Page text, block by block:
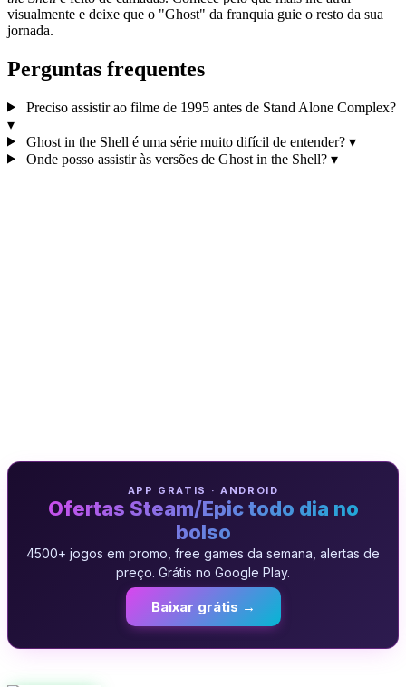
visualmente e deixe que o "Ghost" da franquia guie o resto da sua
jornada.
Perguntas frequentes
Preciso assistir ao filme de 1995 antes de Stand Alone Complex?
▾
Ghost in the Shell é uma série muito difícil de entender? ▾
Onde posso assistir às versões de Ghost in the Shell? ▾
APP GRATIS · ANDROID
Ofertas Steam/Epic todo dia no
bolso
4500+ jogos em promo, free games da semana, alertas de
preço. Grátis no Google Play.
Baixar grátis →